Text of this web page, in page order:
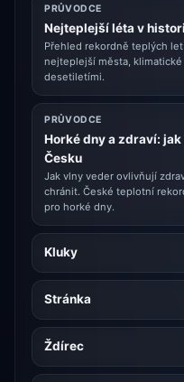
PRŮVODCE
Nejteplejší léta v
Přehled rekordně teplých
nejteplejší města,
desetiletími.
PRŮVODCE
Horké dny a zdraví:
Česku
Jak vlny veder ovlivňují
chránit. České teplotní
pro horké dny.
Kluky
Stránka
Ždírec